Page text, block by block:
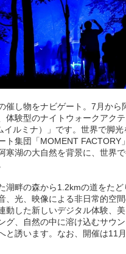
催し物をナビゲート。7月から
体験型のナイトウォークアク
イルミナ）」です。世界で脚
ト集団「MOMENT FACTORY
寒湖の大自然を背景に、世界
湖畔の森から1.2kmの道をた
、光、映像による非日常的空
動した新しいデジタル体験、
グ、自然の中に溶け込むサウ
と誘います。なお、開催は11